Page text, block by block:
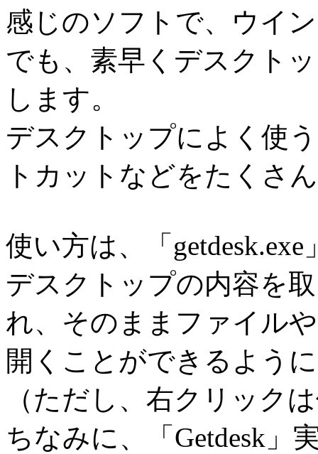
感じのソフトで、ウイ
でも、素早くデスクト
します。
デスクトップによく使
トカットなどをたくさ
使い方は、「
デスクトップの内容を
れ、そのままファイル
開くことができるよう
（ただし、右クリック
ちなみに、「Getdesk」